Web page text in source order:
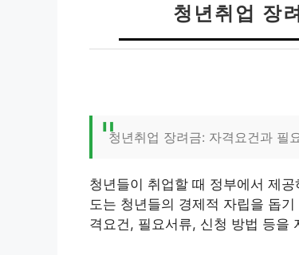
청년취업 장
청년취업 장려금: 자격요건과 필
청년들이 취업할 때 정부에서 제공
도는 청년들의 경제적 자립을 돕
격요건, 필요서류, 신청 방법 등을